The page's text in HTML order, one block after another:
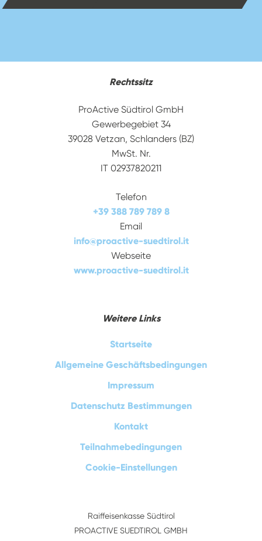
Rechtssitz
ProActive Südtirol GmbH
Gewerbegebiet 34
39028 Vetzan, Schlanders (BZ)
MwSt. Nr.
IT 02937820211
Telefon
+39 388 789 789 8
Email
info@proactive-suedtirol.it
Webseite
www.proactive-suedtirol.it
Weitere Links
Startseite
Allgemeine Geschäftsbedingungen
Impressum
Datenschutz Bestimmungen
Kontakt
Teilnahmebedingungen
Cookie-Einstellungen
Raiffeisenkasse Südtirol
PROACTIVE SUEDTIROL GMBH